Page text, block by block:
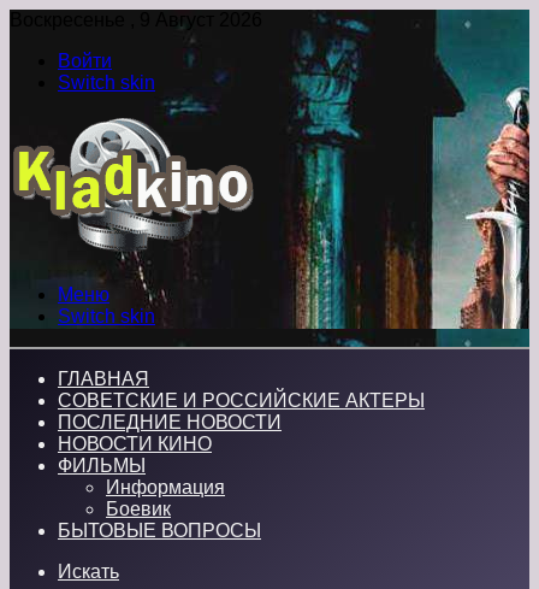
Воскресенье , 9 Август 2026
Войти
Switch skin
Меню
Switch skin
ГЛАВНАЯ
СОВЕТСКИЕ И РОССИЙСКИЕ АКТЕРЫ
ПОСЛЕДНИЕ НОВОСТИ
НОВОСТИ КИНО
ФИЛЬМЫ
Информация
Боевик
БЫТОВЫЕ ВОПРОСЫ
Искать